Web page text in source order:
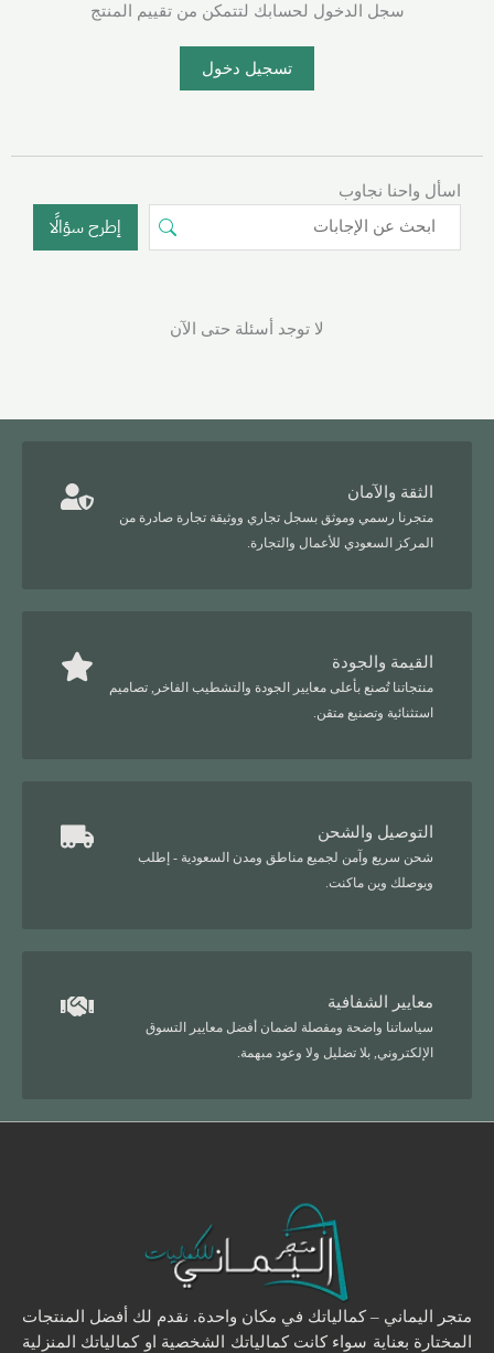
سجل الدخول لحسابك لتتمكن من تقييم المنتج
تسجيل دخول
اسأل واحنا نجاوب
إطرح سؤالًا
لا توجد أسئلة حتى الآن
الثقة والآمان
متجرنا رسمي وموثق بسجل تجاري ووثيقة تجارة صادرة من
المركز السعودي للأعمال والتجارة.
القيمة والجودة
منتجاتنا تُصنع بأعلى معايير الجودة والتشطيب الفاخر, تصاميم
استثنائية وتصنيع متقن.
التوصيل والشحن
شحن سريع وآمن لجميع مناطق ومدن السعودية - إطلب
ويوصلك وين ماكنت.
معايير الشفافية
سياساتنا واضحة ومفصلة لضمان أفضل معايير التسوق
الإلكتروني, بلا تضليل ولا وعود مبهمة.
متجر اليماني – كمالياتك في مكان واحدة. نقدم لك أفضل المنتجات
المختارة بعناية سواء كانت كمالياتك الشخصية او كمالياتك المنزلية